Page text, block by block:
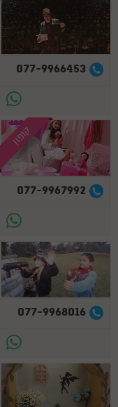
077-9966453
קופון
077-9967992
077-9968016